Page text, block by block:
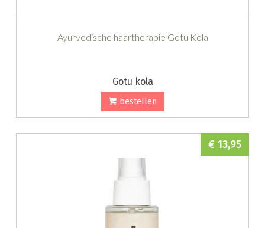
Ayurvedische haartherapie Gotu Kola
Gotu kola
bestellen
€ 13,95